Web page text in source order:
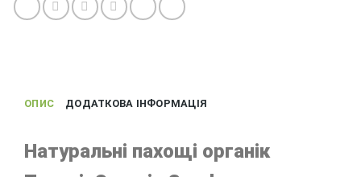
ОПИС ДОДАТКОВА ІНФОРМАЦІЯ
Натуральні пахощі органік